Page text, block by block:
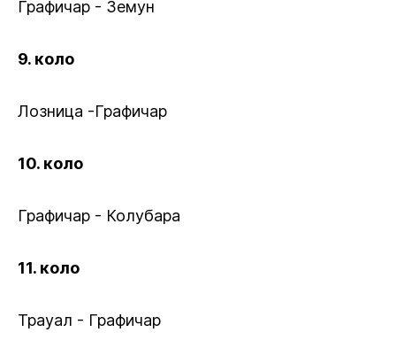
Графичар - Земун
9. коло
Лозница -Графичар
10. коло
Графичар - Колубара
11. коло
Траyал - Графичар